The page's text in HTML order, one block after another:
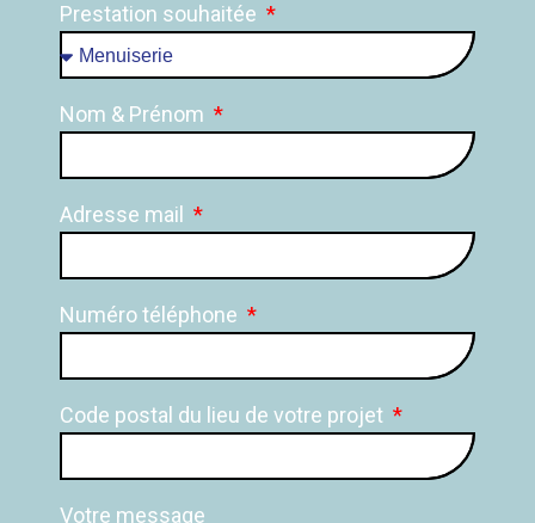
Prestation souhaitée
Nom & Prénom
Adresse mail
Numéro téléphone
Code postal du lieu de votre projet
Votre message